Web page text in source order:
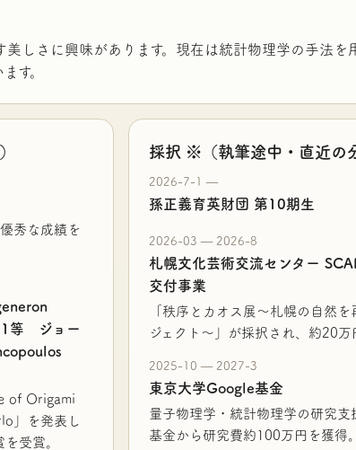
しさに興味があります。現在は統計物理学の手法を
す。
秀な成績を
等 ジョー
of Origami
」を発表し
受賞。
採択 ※（執筆途中・直近の
2026-7-1 —
孫正義育英財団 第10期生
2026-03 — 2026-8
札幌文化芸術交流センター
交付事業
「秩序とカオス展～札幌の自然を
ジェクト～」が採択され、約20万
2025-10 — 2027-3
東京大学Google基金
量子物理学・統計物理学の研究
基金から研究費約100万円を獲得。